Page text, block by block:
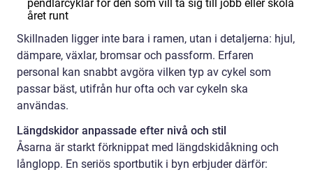
pendlarcyklar för den som vill ta sig till jobb eller skola
året runt
Skillnaden ligger inte bara i ramen, utan i detaljerna: hjul,
dämpare, växlar, bromsar och passform. Erfaren
personal kan snabbt avgöra vilken typ av cykel som
passar bäst, utifrån hur ofta och var cykeln ska
användas.
Längdskidor anpassade efter nivå och stil
Åsarna är starkt förknippat med längdskidåkning och
långlopp. En seriös sportbutik i byn erbjuder därför: